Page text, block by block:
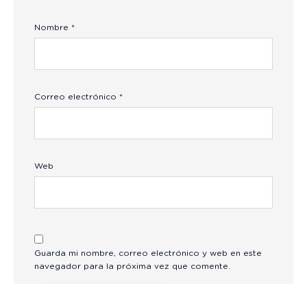
Nombre *
Correo electrónico *
Web
Guarda mi nombre, correo electrónico y web en este
navegador para la próxima vez que comente.